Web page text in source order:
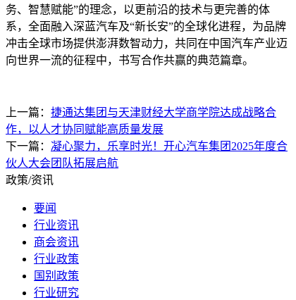
务、智慧赋能”的理念，以更前沿的技术与更完善的体
系，全面融入深蓝汽车及“新长安”的全球化进程，为品牌
冲击全球市场提供澎湃数智动力，共同在中国汽车产业迈
向世界一流的征程中，书写合作共赢的典范篇章。
上一篇： 捷通达集团与天津财经大学商学院达成战略合
作，以人才协同赋能高质量发展
下一篇： 凝心聚力，乐享时光！开心汽车集团2025年度合
伙人大会团队拓展启航
政策/资讯
要闻
行业资讯
商会资讯
行业政策
国别政策
行业研究